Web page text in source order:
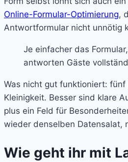
Online-Formular-Optimierung,
Antwortformular nicht unnötig
Je einfacher das
antworten Gäste
Was nicht gut funktioniert:
Kleinigkeit. Besser sind klare
plus ein Feld für
wieder denselben Datensalat,
Wie geht ihr mit